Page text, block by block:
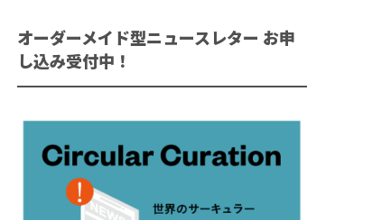
オーダーメイド型ニュースレター お申
し込み受付中！